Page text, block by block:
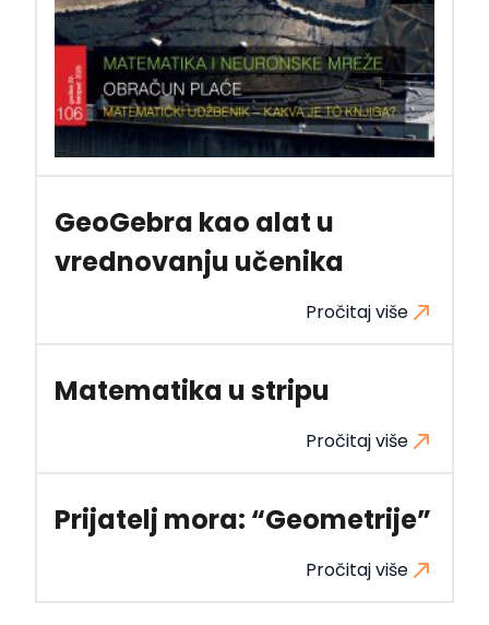
GeoGebra kao alat u
vrednovanju učenika
Pročitaj više
Matematika u stripu
Pročitaj više
Prijatelj mora: “Geometrije”
Pročitaj više